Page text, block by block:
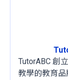
TutorABC 創
教學的教育